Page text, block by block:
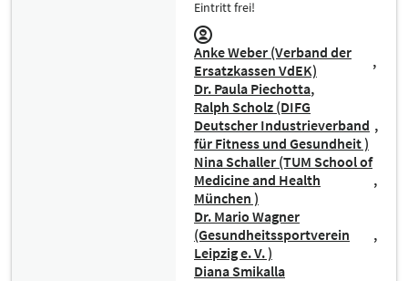
Eintritt frei!
Anke Weber (Verband der
Ersatzkassen VdEK)
Dr. Paula Piechotta
Ralph Scholz (DIFG
Deutscher Industrieverband
für Fitness und Gesundheit )
Nina Schaller (TUM School of
Medicine and Health
München )
Dr. Mario Wagner
(Gesundheitssportverein
Leipzig e. V. )
Diana Smikalla